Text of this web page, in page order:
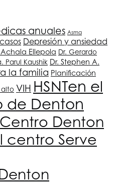
anuales Asma
Depresión y ansiedad
Achala Ellepola Dr. Gerardo
Parul Kaushik Dr. Stephen A.
la familia Planificación
VIH HSNTen el
de Denton
Denton
centro Serve